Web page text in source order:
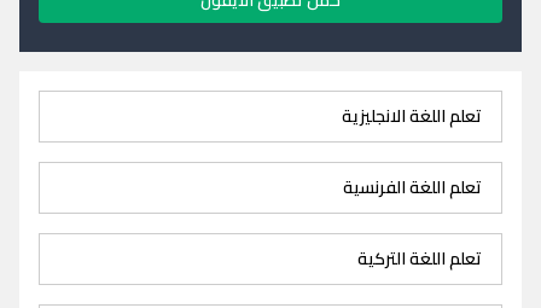
تعلم اللغة الانجليزية
تعلم اللغة الفرنسية
تعلم اللغة التركية